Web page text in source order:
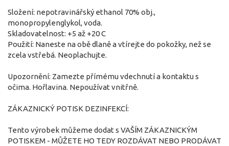
Složení: nepotravinářský ethanol 70% obj.,
monopropylenglykol, voda.
Skladovatelnost: +5 až +20 C
Použití: Naneste na obě dlaně a vtírejte do pokožky, než se
zcela vstřebá. Neoplachujte.
Upozornění: Zamezte přímému vdechnutí a kontaktu s
očima. Hořlavina. Nepoužívat vnitřně.
ZÁKAZNICKÝ POTISK DEZINFEKCÍ:
Tento výrobek můžeme dodat s VAŠÍM ZÁKAZNICKÝM
POTISKEM - MŮŽETE HO TEDY ROZDÁVAT NEBO PRODÁVAT